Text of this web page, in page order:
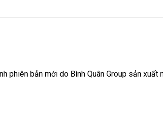
phiên bản mới do Bình Quân Group sản xuất